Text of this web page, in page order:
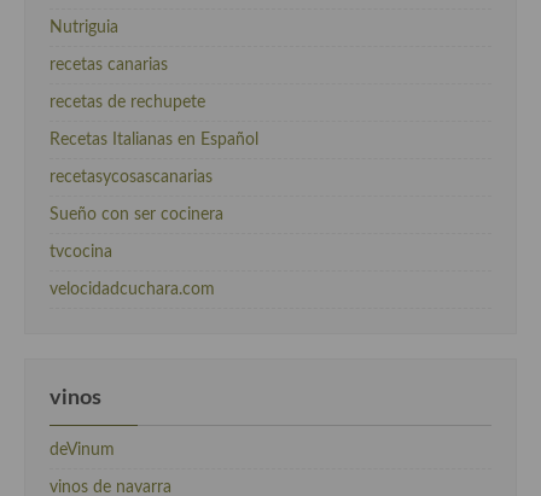
Nutriguia
recetas canarias
recetas de rechupete
Recetas Italianas en Español
recetasycosascanarias
Sueño con ser cocinera
tvcocina
velocidadcuchara.com
vinos
deVinum
vinos de navarra